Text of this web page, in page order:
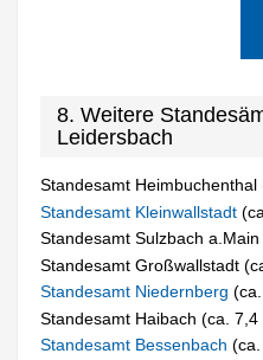
8. Weitere
Leidersbach
Standesamt Heimbuchenthal
Standesamt Kleinwallstadt
Standesamt Sulzbach
Standesamt Großwallstadt
Standesamt Niedernberg
Standesamt Haibach (ca. 7,4
Standesamt Bessenbach